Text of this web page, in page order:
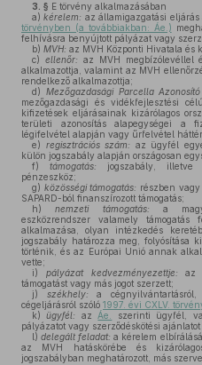
3. § E törvény alkalmazásában
a) kérelem: az államigazgatási
törvényben (a továbbiakban: Áe.)
felhívásra benyújtott pályázat vagy
b) MVH: az MVH Központi Hivatala és
c) ellenőr: az MVH megbízólevéllel
alkalmazottja, valamint az MVH
rendelkező alkalmazottja;
d) Mezőgazdasági Parcella
mezőgazdasági és vidékfejlesztési
kifizetések eljárásainak kizárólagos
területi azonosítás alapegységei a
légifelvétel alapján vagy űrfelvétel
e) regisztrációs szám: az ügyfél
külön jogszabály alapján országosan
f)
támogatás: jogszabály, illetve
pénzeszköz;
g) közösségi támogatás: részben vagy
SAPARD-ból finanszírozott támogatás;
h)
nemzeti támogatás: a
eszközrendszer valamely támogatás
alkalmazása, olyan intézkedés
jogszabály határozza meg, folyósítása
történik, és az Európai Unió annak
vette;
i)
pályázat kedvezményezettje: az
támogatást vagy más jogot szerzett;
j)
székhely: a
cégeljárásról szóló 1997. évi CXLV.
k)
ügyfél: az Áe.
szerinti ügyfél,
pályázatot vagy szerződéskötési
l) delegált feladat: a kérelem
az MVH hatáskörébe és
jogszabályban meghatározott, más